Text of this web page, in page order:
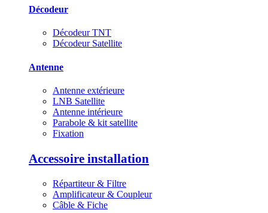
Décodeur
Décodeur TNT
Décodeur Satellite
Antenne
Antenne extérieure
LNB Satellite
Antenne intérieure
Parabole & kit satellite
Fixation
Accessoire installation
Répartiteur & Filtre
Amplificateur & Coupleur
Câble & Fiche